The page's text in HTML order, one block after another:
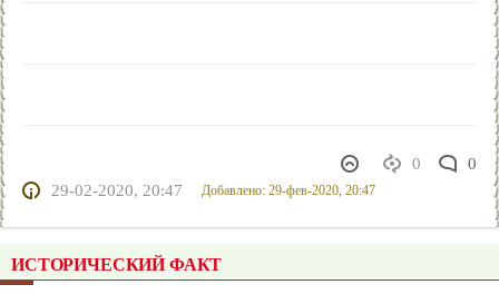
0
0
29-02-2020, 20:47
Добавлено: 29-фев-2020, 20:47
ИСТОРИЧЕСКИЙ ФАКТ